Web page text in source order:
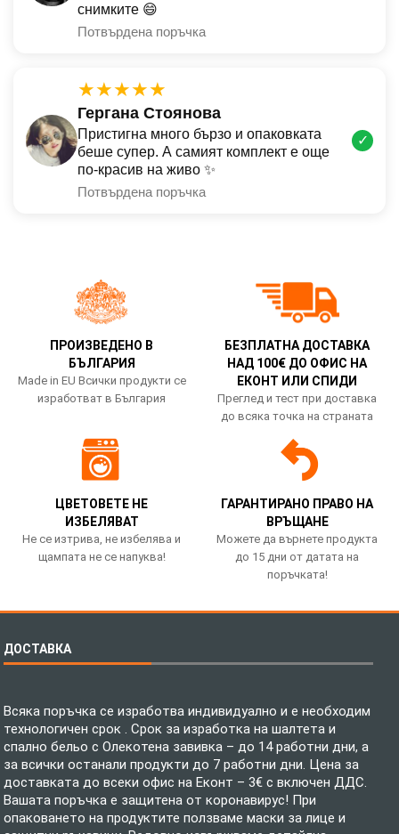
снимките 😄
Потвърдена поръчка
★★★★★
Гергана Стоянова
Пристигна много бързо и опаковката
беше супер. А самият комплект е още
по-красив на живо ✨
Потвърдена поръчка
✓
ПРОИЗВЕДЕНО В
БЪЛГАРИЯ
Made in EU Всички продукти се
изработват в България
БЕЗПЛАТНА ДОСТАВКА
НАД 100€ ДО ОФИС НА
ЕКОНТ ИЛИ СПИДИ
Преглед и тест при доставка
до всяка точка на страната
ЦВЕТОВЕТЕ НЕ
ИЗБЕЛЯВАТ
Не се изтрива, не избелява и
щампата не се напуква!
ГАРАНТИРАНО ПРАВО НА
ВРЪЩАНЕ
Можете да върнете продукта
до 15 дни от датата на
поръчката!
ДОСТАВКА
Всяка поръчка се изработва индивидуално и е необходим
технологичен срок . Срок за изработка на шалтета и
спално бельо с Олекотена завивка – до 14 работни дни, а
за всички останали продукти до 7 работни дни. Цена за
доставката до всеки офис на Еконт – 3€ с включен ДДС.
Вашата поръчка е защитена от коронавирус! При
опаковането на продуктите ползваме маски за лице и